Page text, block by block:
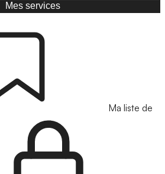
Mes services
Ma liste de